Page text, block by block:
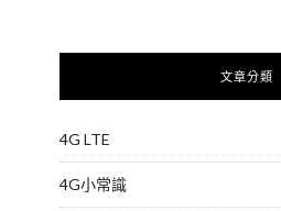
文章分類
4G LTE
4G小常識